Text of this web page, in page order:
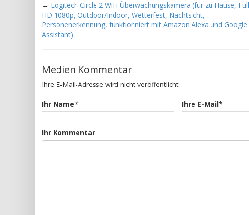
← Logitech Circle 2 WiFi Überwachungskamera (für zu Hause, Full
HD 1080p, Outdoor/Indoor, Wetterfest, Nachtsicht,
Personenerkennung, funktionniert mit Amazon Alexa und Google
Assistant)
Medien Kommentar
Ihre E-Mail-Adresse wird nicht veröffentlicht
Ihr Name* Ihre E-Mail*
Ihr Kommentar